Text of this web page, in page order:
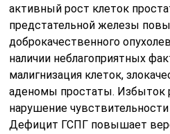
активный рост клеток
предстательной железы
доброкачественного
наличии неблагоприятных
малигнизация клеток,
аденомы простаты. Избыток
нарушение
Дефицит ГСПГ повышает